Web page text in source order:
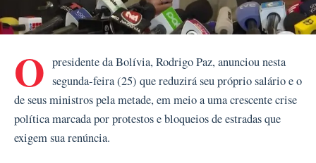
O presidente da Bolívia, Rodrigo Paz, anunciou nesta
segunda-feira (25) que reduzirá seu próprio salário e o
de seus ministros pela metade, em meio a uma crescente crise
política marcada por protestos e bloqueios de estradas que
exigem sua renúncia.